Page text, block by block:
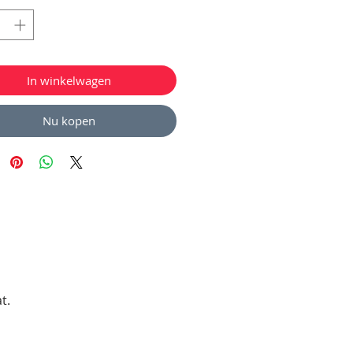
In winkelwagen
Nu kopen